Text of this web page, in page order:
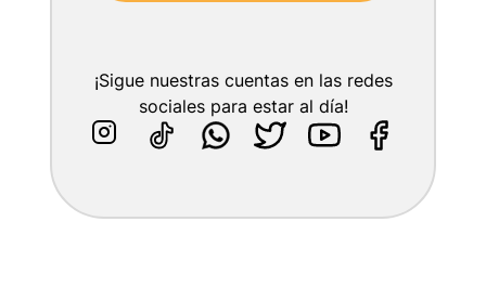
¡Sigue nuestras cuentas en las redes
sociales para estar al día!